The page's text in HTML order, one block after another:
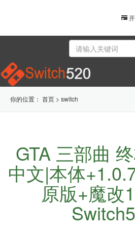
你的位置： 首页 > switch
GTA 三部曲
中文|本体
原版+魔改